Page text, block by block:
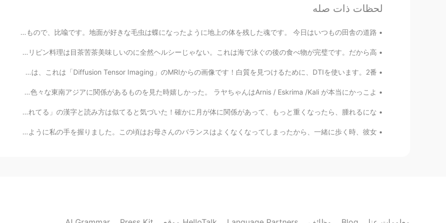
体を残した魂です。
今日はいつもの田舎の道路で 運転してるうちに黄色い蝶は車のそばでしばらく飛んでいま
今日 、 いつもの田舎の道路 を 運転してる 黄色い蝶が車のそばでしばらく飛んでいまし
た。
その蝶とゆっくり運転して、音楽は 流れて聞いて、瞬間を楽しんでました。
た。
感じが説明できなくて言葉が出てこないくらい切ない。
لحظات ذات صله
フィリピンの迷信で、蝶はあなたに近く来たら、それは亡くなった親戚の魂です。本当の現象以上のもので、比喩です。地面が好きな毛虫は蝶になったように地上の体を残した魂です。 今日はいつもの田舎の道路...
ナッシュビルでおしゃれなフィリピンのレストランを見つけました！😳 全部が食べられるかな？ フィリピン料理は目茶苦茶美味しいのに全然ヘルシーじゃない。これは海で泳ぐの後の食べ物が完璧です。だから高...
勉強しながら、これを見つけました！これは絵画そうですね。でも、実は、これは「Diffusion Tensor Imaging」のMRIからの画像です！白質を見つけるために、DTIを使います。2番...
昨日は「Raya」という映画を観ました。映画の設定は東南アジアで、色々な東南アジアに関係があるものを見た時嬉しかった。 ラヤちゃんはArnis / Eskrima /Kali が本当にかっこよ...
猫ちゃんが私の頬を触って、起きちゃった。今寝られない。頬が痛くて腫れている。「腫れてる」と「晴れてる」の漢字と読み方は似てると気づいた！確かに月が体に関係があって、もっと重くなったら、腫れるにな...
お母さんとの一番素敵な思い出は彼女と湖岸を歩くことです。私は落ちないためにお母さんはこの写真のように私の手を握りました。この頃はお母さんのバランスはよくなくなってしまったから、一緒に歩く時、彼女...